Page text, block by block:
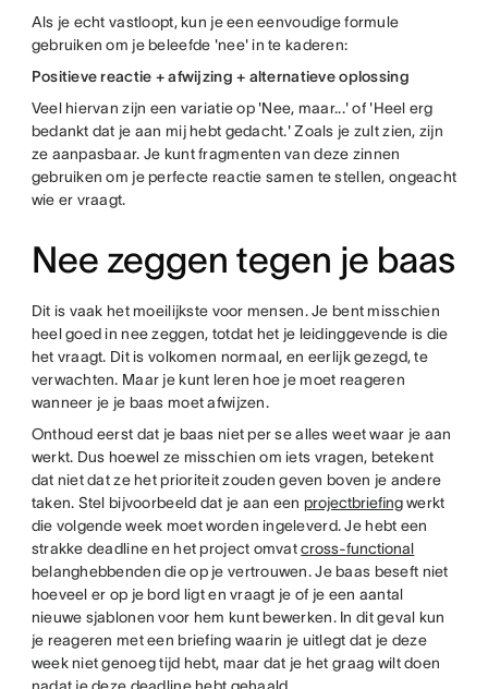
Als je echt vastloopt, kun je een eenvoudige formule
gebruiken om je beleefde 'nee' in te kaderen:
Positieve reactie + afwijzing + alternatieve oplossing
Veel hiervan zijn een variatie op 'Nee, maar...' of 'Heel erg
bedankt dat je aan mij hebt gedacht.' Zoals je zult zien, zijn
ze aanpasbaar. Je kunt fragmenten van deze zinnen
gebruiken om je perfecte reactie samen te stellen, ongeacht
wie er vraagt.
Nee zeggen tegen je baas
Dit is vaak het moeilijkste voor mensen. Je bent misschien
heel goed in nee zeggen, totdat het je leidinggevende is die
het vraagt. Dit is volkomen normaal, en eerlijk gezegd, te
verwachten. Maar je kunt leren hoe je moet reageren
wanneer je je baas moet afwijzen.
Onthoud eerst dat je baas niet per se alles weet waar je aan
werkt. Dus hoewel ze misschien om iets vragen, betekent
dat niet dat ze het prioriteit zouden geven boven je andere
taken. Stel bijvoorbeeld dat je aan een projectbriefingwerkt
die volgende week moet worden ingeleverd. Je hebt een
strakke deadline en het project omvatcross-functional
belanghebbenden die op je vertrouwen. Je baas beseft niet
hoeveel er op je bord ligt en vraagt je of je een aantal
nieuwe sjablonen voor hem kunt bewerken. In dit geval kun
je reageren met een briefing waarin je uitlegt dat je deze
week niet genoeg tijd hebt, maar dat je het graag wilt doen